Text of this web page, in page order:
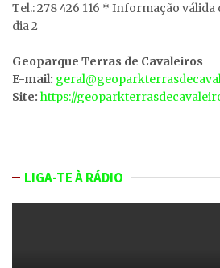
Tel.: 278 426 116 * Informação válida
dia 2
Geoparque Terras de Cavaleiros
E-mail:
Site: https://
LIGA-TE À RÁDIO